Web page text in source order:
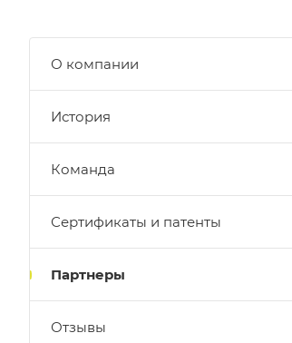
О компании
История
Команда
Сертификаты и патенты
Партнеры
Отзывы